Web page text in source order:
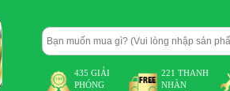
435 GIẢI
PHÓNG
221 THANH
NHÀN